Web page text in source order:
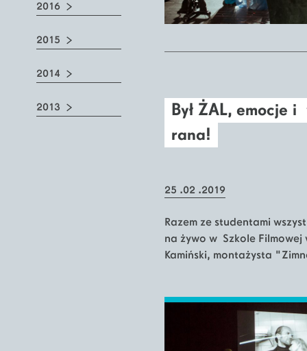
2016
2015
2014
2013
Był ŻAL, emocje
rana!
25 .02 .2019
Razem ze studentami
na żywo w Szkole Filmowej
Kamiński, montażysta